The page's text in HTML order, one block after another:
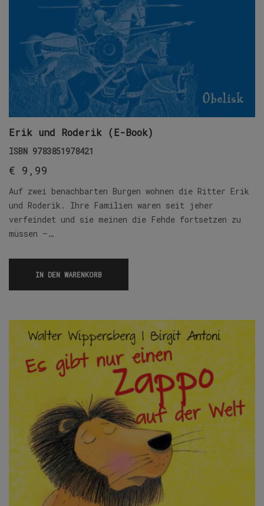
Erik und Roderik (E-Book)
ISBN 9783851978421
€ 9,99
Auf zwei benachbarten Burgen wohnen die Ritter Erik
und Roderik. Ihre Familien waren seit jeher
verfeindet und sie meinen die Fehde fortsetzen zu
müssen –…
IN DEN WARENKORB